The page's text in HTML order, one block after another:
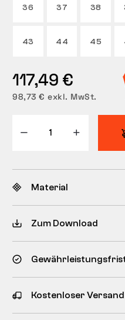
36 37 38
43 44 45
117,49 €
98,73 € exkl. MwSt.
Material
Zum Download
Kostenloser